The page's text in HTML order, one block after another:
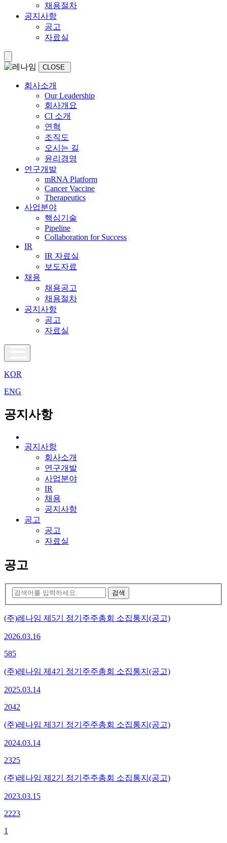
채용절차
공지사항
공고
자료실
CLOSE
회사소개
Our Leadership
회사개요
CI 소개
연혁
조직도
오시는 길
윤리경영
연구개발
mRNA Platform
Cancer Vaccine
Therapeutics
사업분야
핵심기술
Pipeline
Collaboration for Success
IR
IR 자료실
보도자료
채용
채용공고
채용절차
공지사항
공고
자료실
KOR
ENG
공지사항
공지사항
회사소개
연구개발
사업분야
IR
채용
공지사항
공고
공고
자료실
공고
검색
(주)레나임 제5기 정기주주총회 소집통지(공고)
2026.03.16
585
(주)레나임 제4기 정기주주총회 소집통지(공고)
2025.03.14
2042
(주)레나임 제3기 정기주주총회 소집통지(공고)
2024.03.14
2325
(주)레나임 제2기 정기주주총회 소집통지(공고)
2023.03.15
2223
1